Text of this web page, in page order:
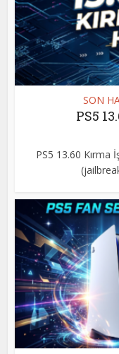
SON
PS5
PS5 13.60 Kırma